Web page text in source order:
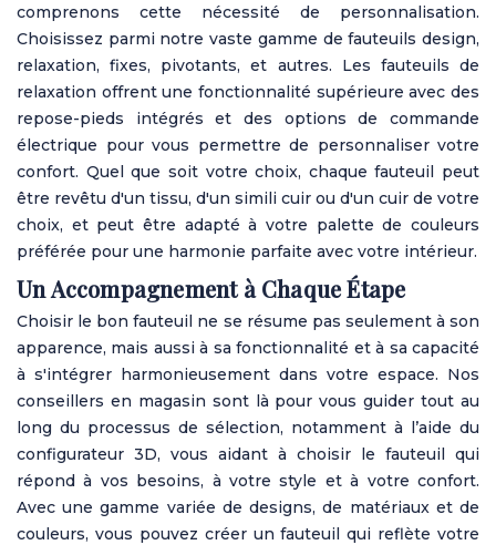
comprenons cette nécessité de personnalisation.
Choisissez parmi notre vaste gamme de fauteuils design,
relaxation, fixes, pivotants, et autres. Les fauteuils de
relaxation offrent une fonctionnalité supérieure avec des
repose-pieds intégrés et des options de commande
électrique pour vous permettre de personnaliser votre
confort. Quel que soit votre choix, chaque fauteuil peut
être revêtu d'un tissu, d'un simili cuir ou d'un cuir de votre
choix, et peut être adapté à votre palette de couleurs
préférée pour une harmonie parfaite avec votre intérieur.
Un Accompagnement à Chaque Étape
Choisir le bon fauteuil ne se résume pas seulement à son
apparence, mais aussi à sa fonctionnalité et à sa capacité
à s'intégrer harmonieusement dans votre espace. Nos
conseillers en magasin sont là pour vous guider tout au
long du processus de sélection, notamment à l’aide du
configurateur 3D, vous aidant à choisir le fauteuil qui
répond à vos besoins, à votre style et à votre confort.
Avec une gamme variée de designs, de matériaux et de
couleurs, vous pouvez créer un fauteuil qui reflète votre